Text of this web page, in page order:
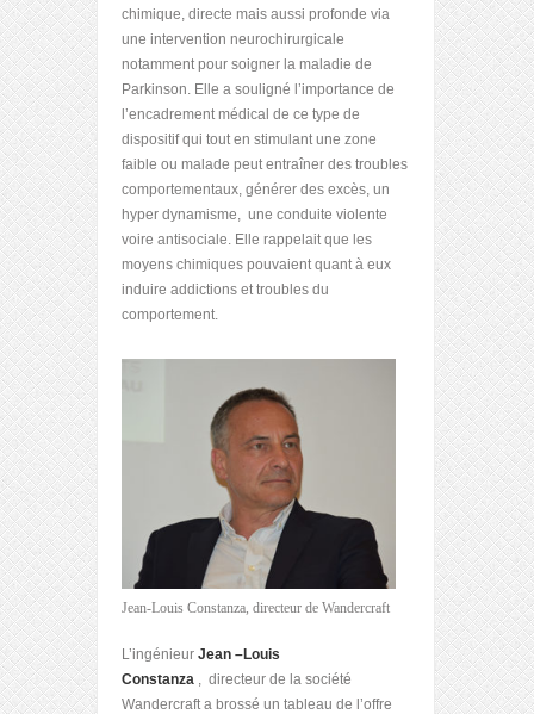
chimique, directe mais aussi profonde via
une intervention neurochirurgicale
notamment pour soigner la maladie de
Parkinson. Elle a souligné l’importance de
l’encadrement médical de ce type de
dispositif qui tout en stimulant une zone
faible ou malade peut entraîner des troubles
comportementaux, générer des excès, un
hyper dynamisme, une conduite violente
voire antisociale. Elle rappelait que les
moyens chimiques pouvaient quant à eux
induire addictions et troubles du
comportement.
Jean-Louis Constanza, directeur de Wandercraft
L’ingénieur Jean –Louis
Constanza , directeur de la société
Wandercraft a brossé un tableau de l’offre